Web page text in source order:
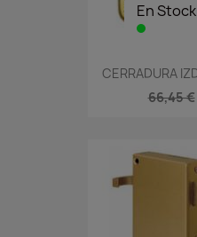
En
CERRADURA
66,45 €